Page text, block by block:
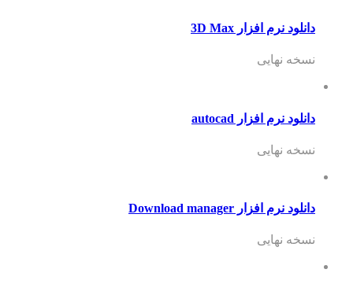
دانلود نرم افزار 3D Max
نسخه نهایی
دانلود نرم افزار autocad
نسخه نهایی
دانلود نرم افزار Download manager
نسخه نهایی